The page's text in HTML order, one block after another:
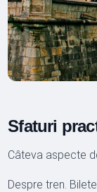
Sfaturi
Câteva aspecte
Despre tren.